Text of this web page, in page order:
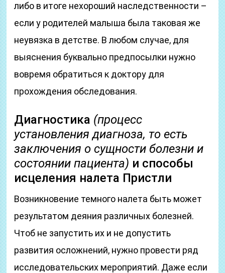
либо в итоге нехороший наследственности –
если у родителей малыша была таковая же
неувязка в детстве. В любом случае, для
выяснения буквально предпосылки нужно
вовремя обратиться к доктору для
прохождения обследования.
Диагностика (процесс
установления диагноза, то есть
заключения о сущности болезни и
состоянии пациента) и способы
исцеления налета Пристли
Возникновение темного налета быть может
результатом деяния различных болезней.
Чтоб не запустить их и не допустить
развития осложнений, нужно провести ряд
исследовательских мероприятий. Даже если